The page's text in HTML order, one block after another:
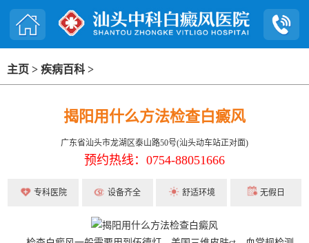
主页 > 疾病百科 >
揭阳用什么方法检查白癜风
广东省汕头市龙湖区泰山路50号(汕头动车站正对面)
预约热线：0754-88051666
专科医院 设备齐全 舒适环境 无假日